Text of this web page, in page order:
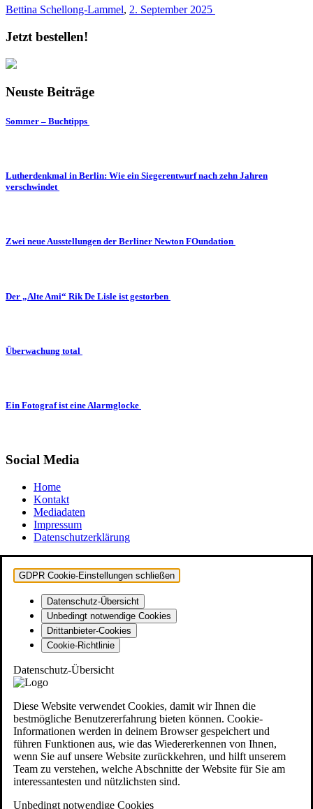
Bettina Schellong-Lammel, 2. September 2025
Jetzt bestellen!
Neuste Beiträge
Sommer – Buchtipps
Lutherdenkmal in Berlin: Wie ein Siegerentwurf nach zehn Jahren
verschwindet
Zwei neue Ausstellungen der Berliner Newton FOundation
Der „Alte Ami“ Rik De Lisle ist gestorben
Überwachung total
Ein Fotograf ist eine Alarmglocke
Social Media
Home
Kontakt
Mediadaten
Impressum
Datenschutzerklärung
GDPR Cookie-Einstellungen schließen
Datenschutz-Übersicht
Unbedingt notwendige Cookies
Drittanbieter-Cookies
Cookie-Richtlinie
Datenschutz-Übersicht
Diese Website verwendet Cookies, damit wir Ihnen die
bestmögliche Benutzererfahrung bieten können. Cookie-
Informationen werden in deinem Browser gespeichert und
führen Funktionen aus, wie das Wiedererkennen von Ihnen,
wenn Sie auf unsere Website zurückkehren, und hilft unserem
Team zu verstehen, welche Abschnitte der Website für Sie am
interessantesten und nützlichsten sind.
Unbedingt notwendige Cookies